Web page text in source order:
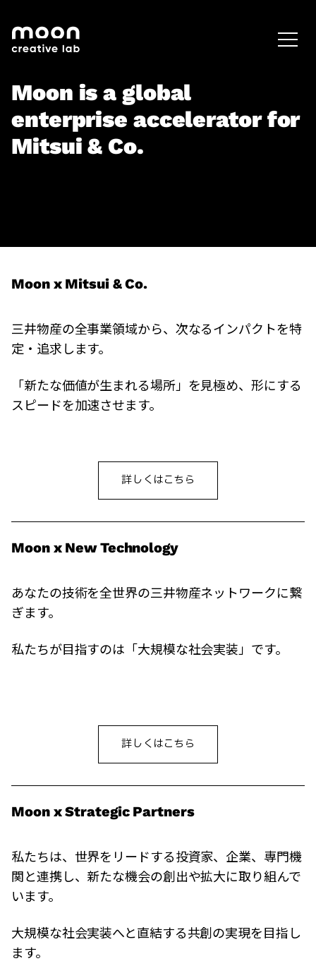
HOME
CAREERS
LEADERSHIP
Moon is a global
enterprise accelerator for
Mitsui & Co.
Moon x Mitsui & Co.
三井物産の全事業領域から、次なるインパクトを特
定・追求します。
「新たな価値が生まれる場所」を見極め、形にする
スピードを加速させます。
詳しくはこちら
Moon x New Technology
あなたの技術を全世界の三井物産ネットワークに繋
ぎます。
私たちが目指すのは「大規模な社会実装」です。
詳しくはこちら
Moon x Strategic Partners
私たちは、世界をリードする投資家、企業、専門機
関と連携し、新たな機会の創出や拡大に取り組んで
います。
大規模な社会実装へと直結する共創の実現を目指し
ます。